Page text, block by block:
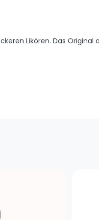
Likören. Das Original